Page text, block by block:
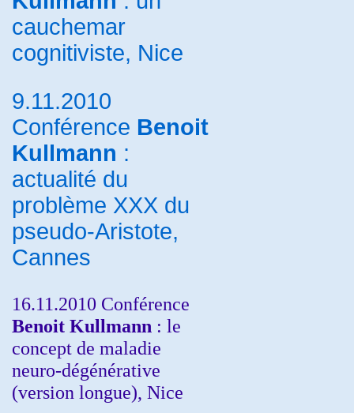
cauchemar
cognitiviste, Nice
9.11.2010
Conférence Benoit
Kullmann :
actualité du
problème XXX du
pseudo-Aristote,
Cannes
16.11.2010 Conférence
Benoit Kullmann : le
concept de maladie
neuro-dégénérative
(version longue), Nice